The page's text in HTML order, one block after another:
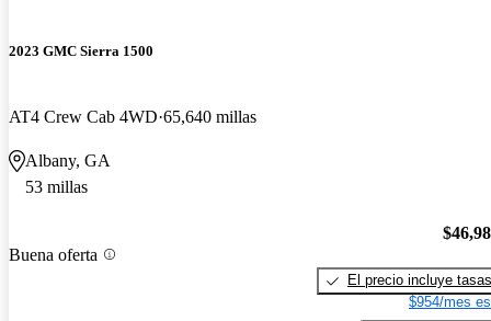
2023 GMC Sierra 1500
AT4 Crew Cab 4WD 65,640 millas
Albany, GA
53 millas
Buena oferta
El precio incluye tasas
$954/mes